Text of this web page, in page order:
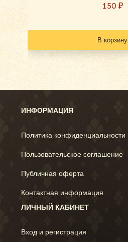
150 ₽
В корзину
ИНФОРМАЦИЯ
Политика конфиденциальности
Пользовательское соглашение
Публичная оферта
Контактная информация
ЛИЧНЫЙ КАБИНЕТ
Вход и регистрация